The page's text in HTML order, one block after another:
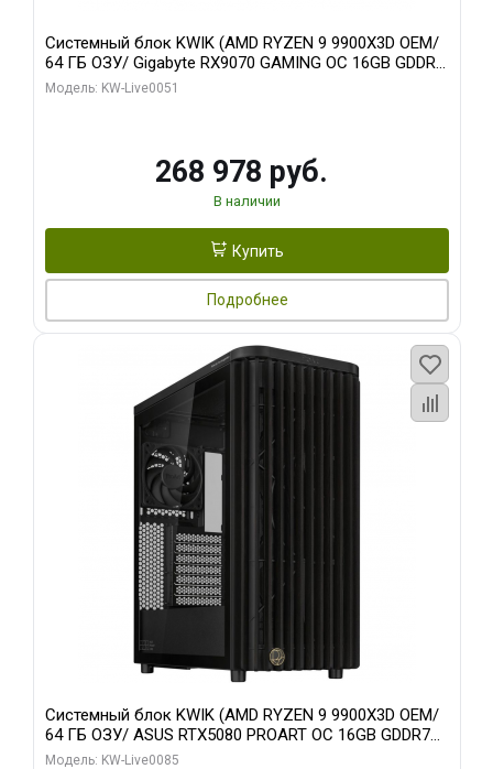
Системный блок KWIK (AMD RYZEN 9 9900X3D OEM/
64 ГБ ОЗУ/ Gigabyte RX9070 GAMING OC 16GB GDDR6
256bit 2xDP 2xH/ 960 ГБ SSD)
Модель: KW-Live0051
268 978 руб.
В наличии
Купить
Подробнее
Системный блок KWIK (AMD RYZEN 9 9900X3D OEM/
64 ГБ ОЗУ/ ASUS RTX5080 PROART OC 16GB GDDR7
256bit Type-C DP 2/ 960 ГБ SSD)
Модель: KW-Live0085